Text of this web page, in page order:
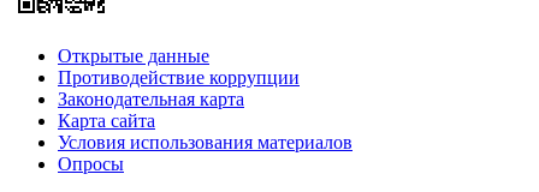
Открытые данные
Противодействие коррупции
Законодательная карта
Карта сайта
Условия использования материалов
Опросы